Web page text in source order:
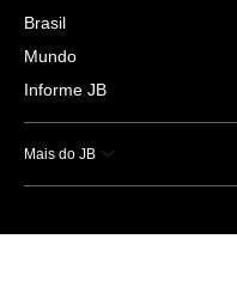
Brasil
Mundo
Informe JB
Mais do JB
Esportes